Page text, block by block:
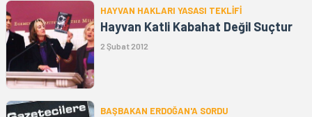
HAYVAN HAKLARI YASASI TEKLİFİ
Hayvan Katli Kabahat Değil Suçtur
2 Şubat 2012
BAŞBAKAN ERDOĞAN'A SORDU